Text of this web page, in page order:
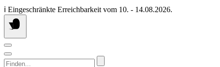
Springen
Sie
zum
ℹ️ Eingeschränkte Erreichbarkeit vom 10. - 14.08.2026.
Finden...